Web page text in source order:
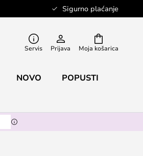
Sigurno plaćanje
Moja košarica
Servis Prijava
NOVO POPUSTI